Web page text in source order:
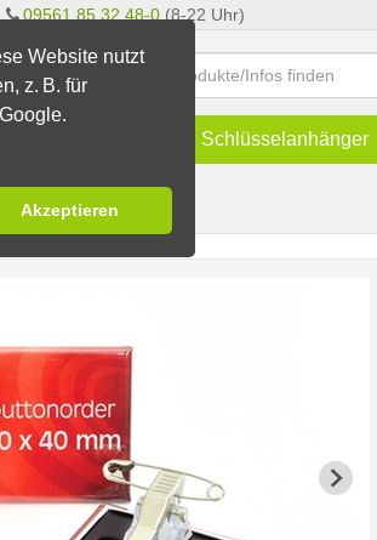
Website nutzt
z. B. für
Akzeptieren
09561 85 32 48-0 (8-22 Uhr)
Schlüsselanhänger
Clip-Buttons